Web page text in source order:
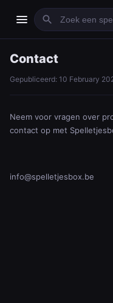
menu search
Contact
Gepubliceerd: 10 February
Neem voor vragen over
contact op met
info@spelletjesbox.be